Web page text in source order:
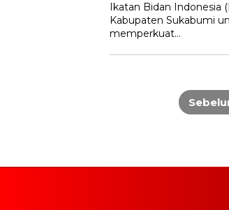
Ikatan Bidan Indonesia
Kabupaten Sukabumi
memperkuat…
Paginasi